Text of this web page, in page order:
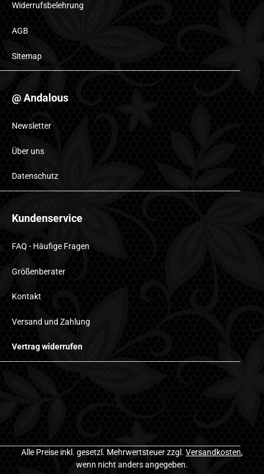
Widerrufsbelehrung
AGB
Sitemap
@ Andalous
Newsletter
Über uns
Datenschutz
Kundenservice
FAQ - Häufige Fragen
Größenberater
Kontakt
Versand und Zahlung
Vertrag widerrufen
Alle Preise inkl. gesetzl. Mehrwertsteuer zzgl. Versandkosten,
wenn nicht anders angegeben.